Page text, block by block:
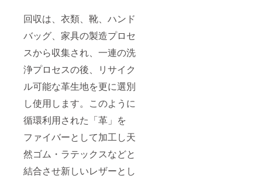
回収は、衣類、靴、ハンド
バッグ、家具の製造プロセ
スから収集され、一連の洗
浄プロセスの後、リサイク
ル可能な革生地を更に選別
し使用します。このように
循環利用された「革」を
ファイバーとして加工し天
然ゴム・ラテックスなどと
結合させ新しいレザーとし